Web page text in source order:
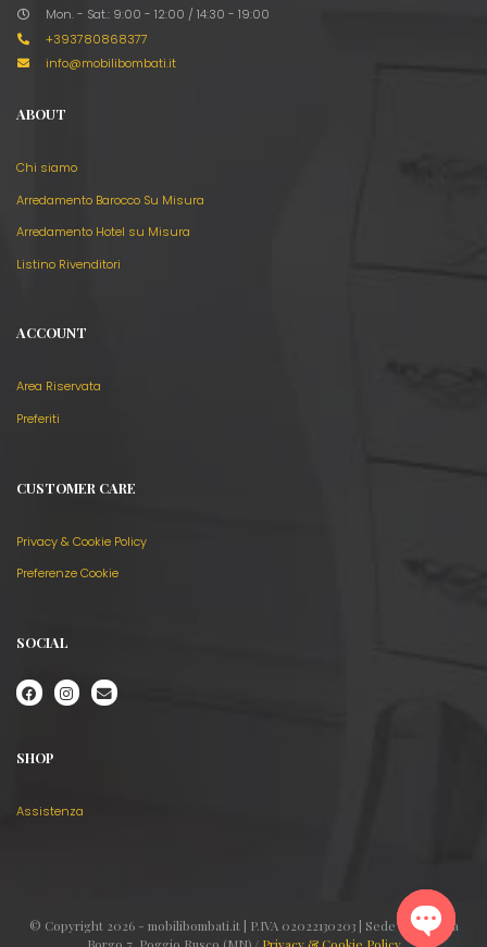
Mon. - Sat.: 9:00 - 12:00 / 14:30 - 19:00
+393780868377
info@mobilibombati.it
ABOUT
Chi siamo
Arredamento Barocco Su Misura
Arredamento Hotel su Misura
Listino Rivenditori
ACCOUNT
Area Riservata
Preferiti
CUSTOMER CARE
Privacy & Cookie Policy
Preferenze Cookie
SOCIAL
SHOP
Assistenza
© Copyright 2026 - mobilibombati.it | P.IVA 02022130203 | Sede legale: Via